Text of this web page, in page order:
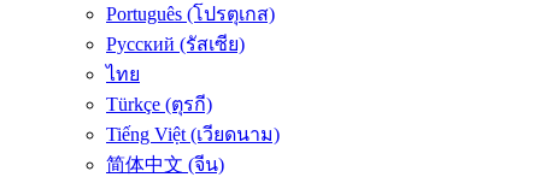
Português (โปรตุเกส)
Русский (รัสเซีย)
ไทย
Türkçe (ตุรกี)
Tiếng Việt (เวียดนาม)
简体中文 (จีน)